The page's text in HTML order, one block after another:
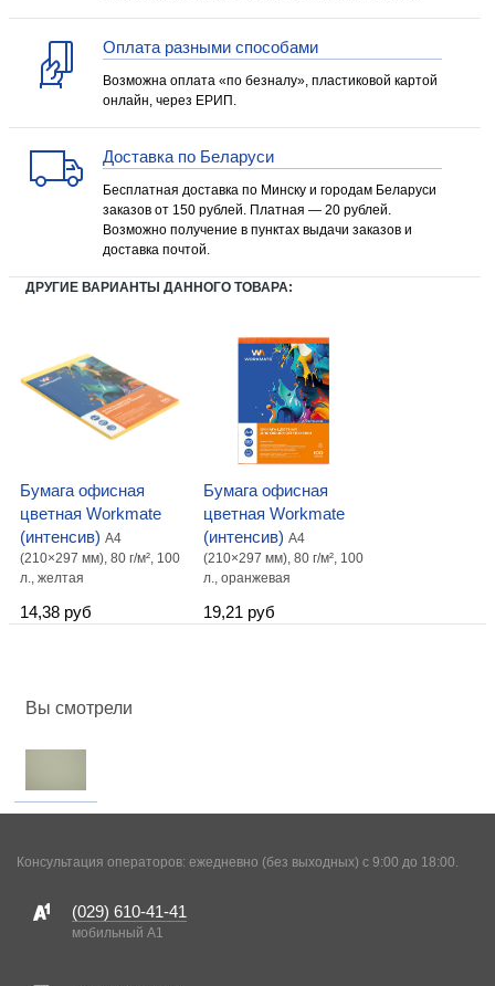
Оплата разными способами
Возможна оплата «по безналу», пластиковой картой
онлайн, через ЕРИП.
Доставка по Беларуси
Бесплатная доставка по Минску и городам Беларуси
заказов от 150 рублей. Платная — 20 рублей.
Возможно получение в пунктах выдачи заказов и
доставка почтой.
ДРУГИЕ ВАРИАНТЫ ДАННОГО ТОВАРА:
Бумага офисная
цветная Workmate
(интенсив) А4
(210×297 мм), 80 г/м², 100
л., желтая
14,38 руб
Бумага офисная
цветная Workmate
(интенсив) А4
(210×297 мм), 80 г/м², 100
л., оранжевая
19,21 руб
Вы смотрели
Консультация операторов: ежедневно (без выходных) с 9:00 до 18:00.
(029) 610-41-41
мобильный A1